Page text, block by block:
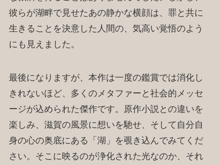
彼らが湖畔で見せたあの静かな横顔は、罪と共に
生きることを決意した人間の、気高い覚悟のよう
にも見えました。
最後になりますが、本作は一度の鑑賞では消化し
きれないほど、多くのメタファーと社会的メッセ
ージが込められた傑作です。原作小説との違いを
楽しみ、滋賀の風景に想いを馳せ、そして自分自
身の心の奥底にある「湖」を覗き込んでみてくだ
さい。そこに映るのが浄化された光なのか、それ